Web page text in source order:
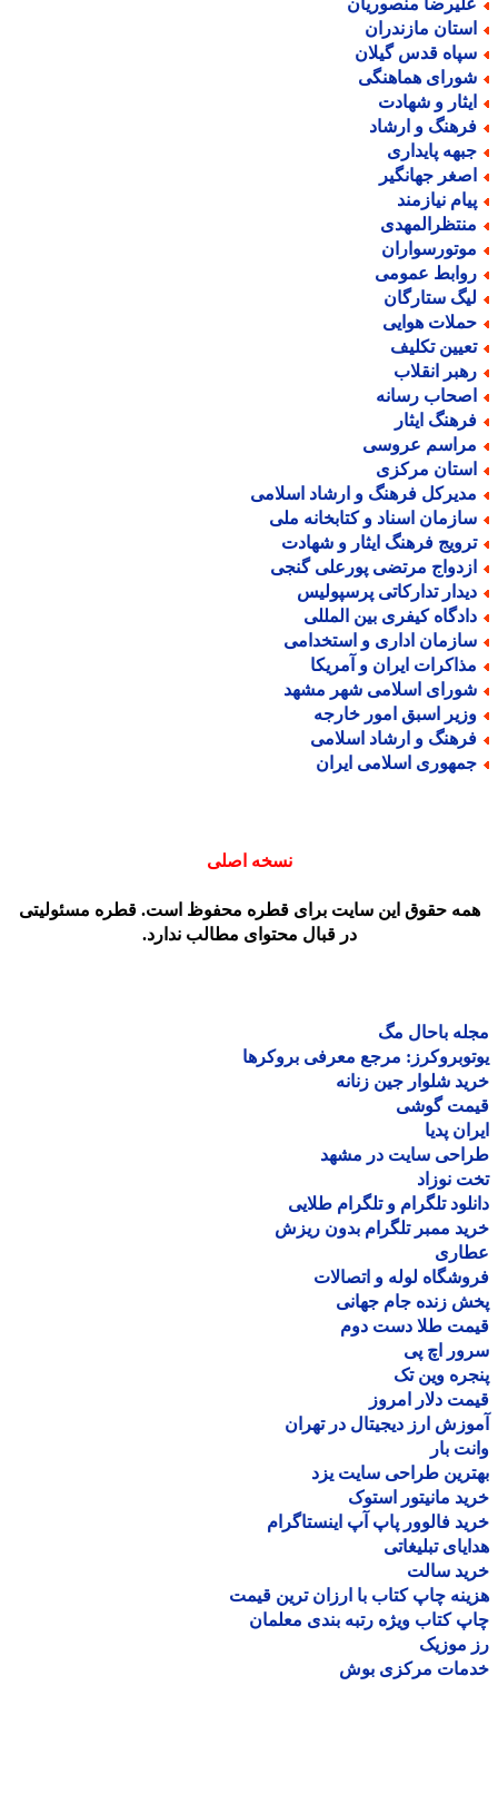
منصوریان
مازندران
قدس گیلان
هماهنگی
و شهادت
و ارشاد
پایداری
جهانگیر
نیازمند
عمومی
ستارگان
هوایی
تکلیف
انقلاب
رسانه
ایثار
عروسی
مرکزی
فرهنگ و ارشاد اسلامی
اسناد و کتابخانه ملی
فرهنگ ایثار و شهادت
مرتضی پورعلی گنجی
تدارکاتی پرسپولیس
کیفری بین المللی
اداری و استخدامی
ایران و آمریکا
اسلامی شهر مشهد
اسبق امور خارجه
و ارشاد اسلامی
اسلامی ایران
نسخه اصلی
حقوق این سایت برای قطره محفوظ است. قطره مسئولیتی
در قبال محتوای مطالب ندارد.
باحال مگ
مرجع معرفی بروکرها
شلوار جین زنانه
گوشی
پدیا
سایت در مشهد
نوزاد
تلگرام و تلگرام طلایی
ممبر تلگرام بدون ریزش
لوله و اتصالات
زنده جام جهانی
طلا دست دوم
اچ پی
وین تک
دلار امروز
ارز دیجیتال در تهران
بار
طراحی سایت یزد
مانیتور استوک
فالوور پاپ آپ اینستاگرام
تبلیغاتی
سالت
چاپ کتاب با ارزان ترین قیمت
کتاب ویژه رتبه بندی معلمان
موزیک
مرکزی بوش